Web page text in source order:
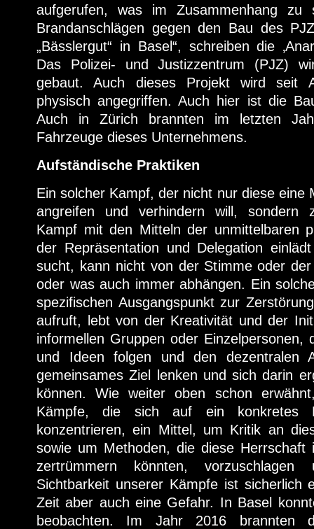
aufgerufen, was im Zusammenhang
Brandanschlägen gegen den Bau des
„Bässlergut“ in Basel“, schreiben die
Das Polizei- und Justizzentrum (PJZ)
gebaut. Auch dieses Projekt wird seit
physisch angegriffen. Auch hier ist die
Auch in Zürich brannten im letzten
Fahrzeuge dieses Unternehmens.
Aufständische Praktiken
Ein solcher Kampf, der nicht nur diese eine
angreifen und verhindern will, sondern
Kampf mit den Mitteln der unmittelbaren
der Repräsentation und Delegation
sucht, kann nicht von der Stimme oder
oder was auch immer abhängen. Ein
spezifischen Ausgangspunkt zur
aufruft, lebt von der Kreativität und der
informellen Gruppen oder Einzelpersonen,
und Ideen folgen und den dezentralen
gemeinsames Ziel lenken und sich darin
können. Wie weiter oben schon
Kämpfe, die sich auf ein konkretes
konzentrieren, ein Mittel, um Kritik an
sowie um Methoden, die diese Herrschaft
zertrümmern könnten,
Sichtbarkeit unserer Kämpfe ist sicherlich
Zeit aber auch eine Gefahr. In Basel
beobachten. Im Jahr 2016 brannten